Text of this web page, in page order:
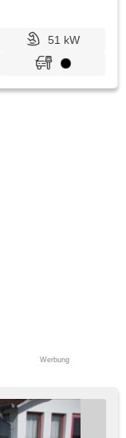
51 kW
Werbung